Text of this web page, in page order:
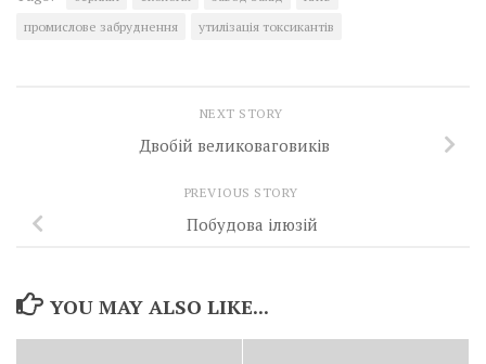
промислове забруднення
утилізація токсикантів
NEXT STORY
Двобій великоваговиків
PREVIOUS STORY
Побудова ілюзій
YOU MAY ALSO LIKE...